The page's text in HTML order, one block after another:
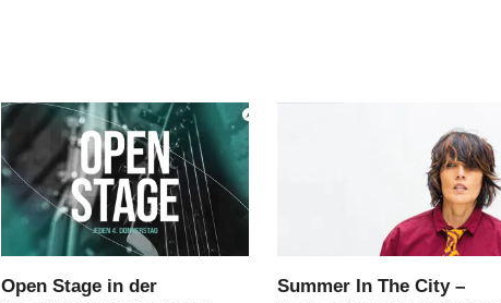
Open Stage in der
Summer In The City –